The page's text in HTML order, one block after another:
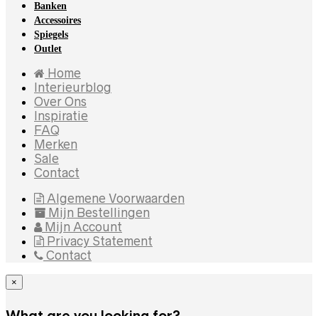
Banken
Accessoires
Spiegels
Outlet
Home
Interieurblog
Over Ons
Inspiratie
FAQ
Merken
Sale
Contact
Algemene Voorwaarden
Mijn Bestellingen
Mijn Account
Privacy Statement
Contact
×